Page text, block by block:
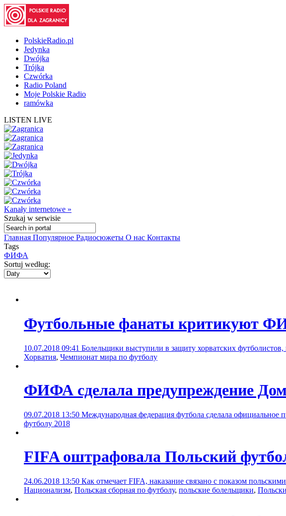
PolskieRadio.pl
Jedynka
Dwójka
Trójka
Czwórka
Radio Poland
Moje Polskie Radio
ramówka
LISTEN LIVE
Kanały internetowe »
Szukaj w serwisie
Главная Популярное Радиосюжеты О нас Контакты
Tags
ФИФА
Sortuj według:
Футбольные фанаты критикуют
10.07.2018 09:41 Болельщики выступили в защиту хорватских
Хорватия, Чемпионат мира по футболу
ФИФА сделала предупреждение
09.07.2018 13:50 Международная федерация футбола сделала
футболу 2018
FIFA оштрафовала Польский
24.06.2018 13:50 Как отмечает FIFA, наказание связано с показом
Национализм, Польская сборная по футболу, польские болельщики,